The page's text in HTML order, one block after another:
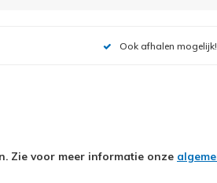
Ook afhalen mogelijk!
Zie voor meer informatie onze